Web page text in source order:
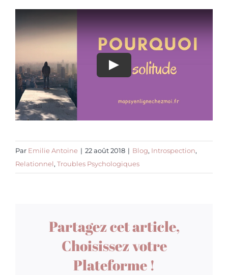
Par Emilie Antoine | 22 août 2018 | Blog, Introspection,
Relationnel, Troubles Psychologiques
Partagez cet article,
Choisissez votre
Plateforme !